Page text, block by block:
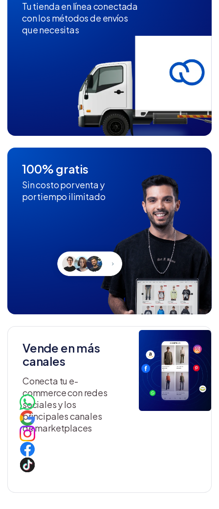
Tu tienda en línea conectada
con los métodos de envíos
que necesitas
100% gratis
Sin costo por venta y
por tiempo ilimitado
Vende en más
canales
Conecta tu e-
commerce con redes
sociales y los
principales canales
de marketplaces